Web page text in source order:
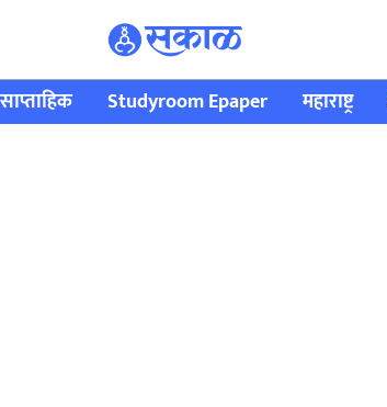
साप्ताहिक Studyroom Epaper महाराष्ट्र